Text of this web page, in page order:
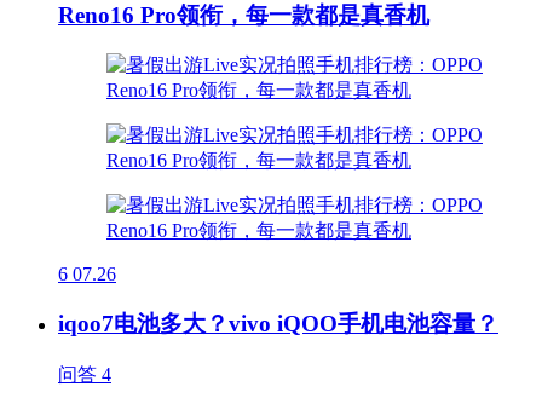
Reno16 Pro领衔，每一款都是真香机
6 07.26
iqoo7电池多大？vivo iQOO手机电池容量？
问答 4